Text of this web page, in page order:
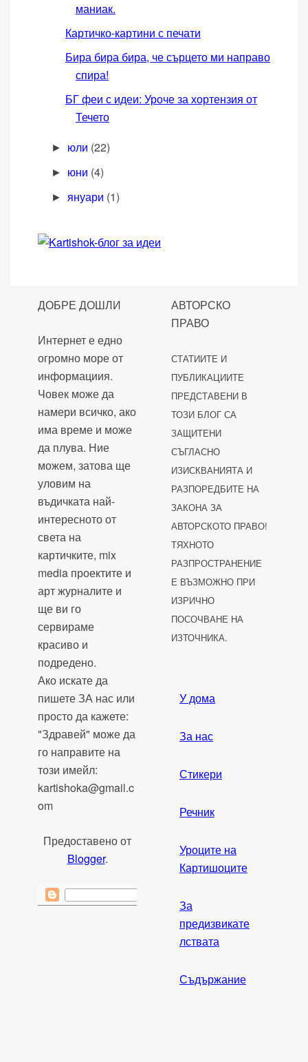
маниак.
Картичко-картини с печати
Бира бира бира, че сърцето ми направо
спира!
БГ феи с идеи: Уроче за хортензия от
Течето
► юли (22)
► юни (4)
► януари (1)
ДОБРЕ ДОШЛИ
Интернет е едно
огромно море от
информациия.
Човек може да
намери всичко, ако
има време и може
да плува. Ние
можем, затова ще
уловим на
въдичката най-
интересното от
света на
картичките, mix
media проектите и
арт журналите и
ще ви го
сервираме
красиво и
подредено.
Ако искате да
пишете ЗА нас или
просто да кажете:
"Здравей" може да
го направите на
този имейл:
kartishoka@gmail.c
om
Предоставено от
Blogger.
АВТОРСКО
ПРАВО
СТАТИИТЕ И
ПУБЛИКАЦИИТЕ
ПРЕДСТАВЕНИ В
ТОЗИ БЛОГ СА
ЗАЩИТЕНИ
СЪГЛАСНО
ИЗИСКВАНИЯТА И
РАЗПОРЕДБИТЕ НА
ЗАКОНА ЗА
АВТОРСКОТО ПРАВО!
ТЯХНОТО
РАЗПРОСТРАНЕНИЕ
Е ВЪЗМОЖНО ПРИ
ИЗРИЧНО
ПОСОЧВАНЕ НА
ИЗТОЧНИКА.
У дома
За нас
Стикери
Речник
Уроците на
Картишоците
За
предизвикате
лствата
Съдържание